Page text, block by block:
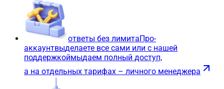
ответы без лимитаПро-
аккаунтвыделаете все сами или с нашей
поддержкоймыдаем полный доступ,
а на отдельных тарифах – личного менеджера